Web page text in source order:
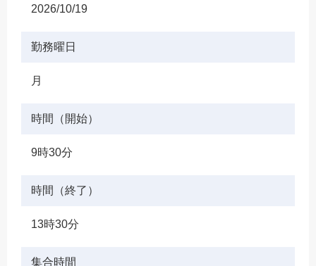
2026/10/19
勤務曜日
月
時間（開始）
9時30分
時間（終了）
13時30分
集合時間